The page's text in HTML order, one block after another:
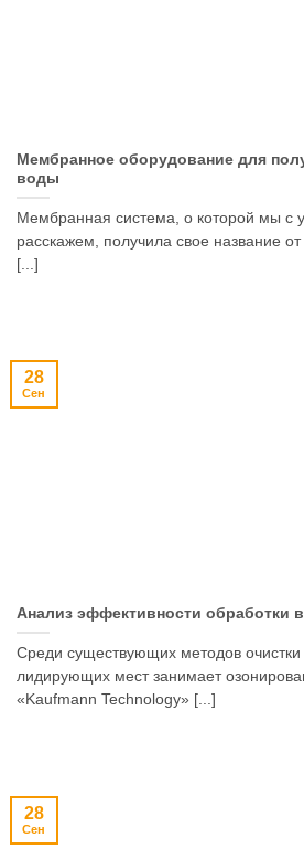
Мембранное оборудование для
воды
Мембранная система, о которой мы с
расскажем, получила свое название
[...]
Анализ эффективности обработки
Среди существующих методов
лидирующих мест занимает
«Kaufmann Technology» [...]
28
Сен
28
Сен